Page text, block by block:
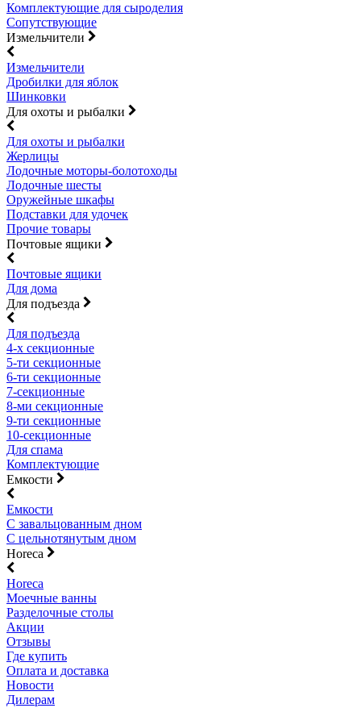
Комплектующие для сыроделия
Сопутствующие
Измельчители
Измельчители
Дробилки для яблок
Шинковки
Для охоты и рыбалки
Для охоты и рыбалки
Жерлицы
Лодочные моторы-болотоходы
Лодочные шесты
Оружейные шкафы
Подставки для удочек
Прочие товары
Почтовые ящики
Почтовые ящики
Для дома
Для подъезда
Для подъезда
4-х секционные
5-ти секционные
6-ти секционные
7-секционные
8-ми секционные
9-ти секционные
10-секционные
Для спама
Комплектующие
Емкости
Емкости
С завальцованным дном
С цельнотянутым дном
Horeca
Horeca
Моечные ванны
Разделочные столы
Акции
Отзывы
Где купить
Оплата и доставка
Новости
Дилерам